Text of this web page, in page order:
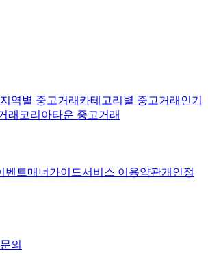
지역별 중고거래 카테고리별 중고거래 인기
래 코리아타운 중고거래
벤트매너가이드서비스 이용약관개인정
의